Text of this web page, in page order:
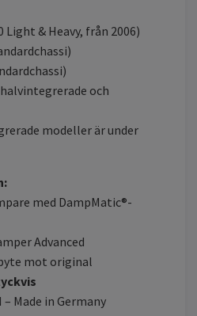
Light & Heavy, från 2006)
och
modeller är under
med DampMatic®-
Advanced
mot original
Made in Germany